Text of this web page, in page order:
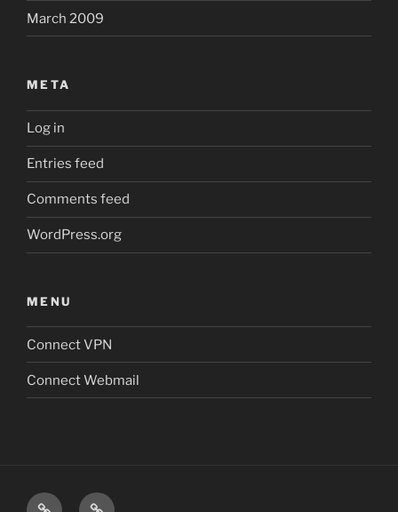
March 2009
META
Log in
Entries feed
Comments feed
WordPress.org
MENU
Connect VPN
Connect Webmail
ConnectConnect